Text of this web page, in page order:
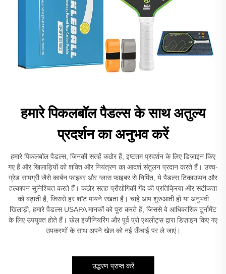
हमारे पिकलबॉल पैडल्स के साथ अतुल्य
प्रदर्शन का अनुभव करें
हमारे पिकलबॉल पैडल्स, जिनकी सतहें कठोर हैं, इष्टतम प्रदर्शन के लिए डिज़ाइन किए
गए हैं और खिलाड़ियों को शक्ति और नियंत्रण का आदर्श संतुलन प्रदान करते हैं। उच्च-
ग्रेड सामग्री जैसे कार्बन फाइबर और ग्लास फाइबर से निर्मित, ये पैडल्स टिकाऊपन और
हल्कापन सुनिश्चित करते हैं। कठोर सतह प्रौद्योगिकी गेंद की प्रतिक्रिया और सटीकता
को बढ़ाती है, जिससे हर शॉट मायने रखता है। चाहे आप शुरुआती हों या अनुभवी
खिलाड़ी, हमारे पैडल्स USAPA मानकों को पूरा करते हैं, जिससे वे आधिकारिक टूर्नामेंट
के लिए उपयुक्त होते हैं। खेल इंजीनियरिंग और पूर्व प्रो एथलीट्स द्वारा डिज़ाइन किए गए
उपकरणों के साथ अपने खेल को नई ऊँचाई पर ले जाएं।
उद्धरण प्राप्त करें